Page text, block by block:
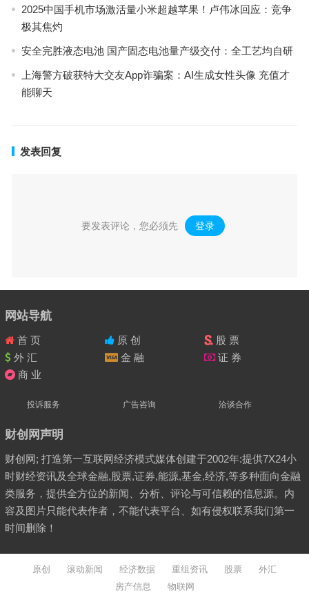
2025中国手机市场激活量小米超越苹果！卢伟冰回应：竞争
极其焦灼
安全完胜液态电池 国产固态电池量产级交付：全工艺均自研
上海警方破获特大交友App诈骗案：AI生成女性头像 充值才
能聊天
发表回复
要发表评论，您必须先 登录 。
网站导航
首 页 原 创
股 票
外 汇
金 融
证 券
商 业
投诉服务 广告咨询 洽谈合作
财创网声明
财创网; 打造第一互联网经济模式媒体创建于2002年:提供7X24小
时财经资讯及全球金融,股票,证券,能源,基金,经济,等多种面向金融
类服务，提供全方位的新闻、分析、评论与可信赖的信息源。内
容及图片只能代表作者，不能代表平台、如有侵权联系我们第一
时间删除！
原创 滚动新闻 经济数据 重组资讯 股票
外汇
房产信息
物联网